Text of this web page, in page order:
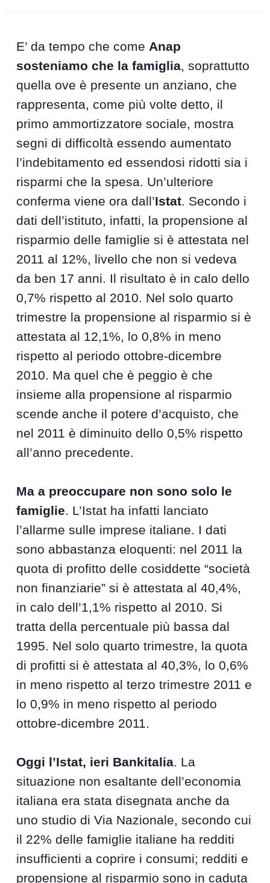
E’ da tempo che come Anap
sosteniamo che la famiglia, soprattutto
quella ove è presente un anziano, che
rappresenta, come più volte detto, il
primo ammortizzatore sociale, mostra
segni di difficoltà essendo aumentato
l’indebitamento ed essendosi ridotti sia i
risparmi che la spesa. Un’ulteriore
conferma viene ora dall’Istat. Secondo i
dati dell’istituto, infatti, la propensione al
risparmio delle famiglie si è attestata nel
2011 al 12%, livello che non si vedeva
da ben 17 anni. Il risultato è in calo dello
0,7% rispetto al 2010. Nel solo quarto
trimestre la propensione al risparmio si è
attestata al 12,1%, lo 0,8% in meno
rispetto al periodo ottobre-dicembre
2010. Ma quel che è peggio è che
insieme alla propensione al risparmio
scende anche il potere d’acquisto, che
nel 2011 è diminuito dello 0,5% rispetto
all’anno precedente.
Ma a preoccupare non sono solo le
famiglie. L’Istat ha infatti lanciato
l’allarme sulle imprese italiane. I dati
sono abbastanza eloquenti: nel 2011 la
quota di profitto delle cosiddette “società
non finanziarie” si è attestata al 40,4%,
in calo dell’1,1% rispetto al 2010. Si
tratta della percentuale più bassa dal
1995. Nel solo quarto trimestre, la quota
di profitti si è attestata al 40,3%, lo 0,6%
in meno rispetto al terzo trimestre 2011 e
lo 0,9% in meno rispetto al periodo
ottobre-dicembre 2011.
Oggi l’Istat, ieri Bankitalia. La
situazione non esaltante dell’economia
italiana era stata disegnata anche da
uno studio di Via Nazionale, secondo cui
il 22% delle famiglie italiane ha redditi
insufficienti a coprire i consumi; redditi e
propensione al risparmio sono in caduta